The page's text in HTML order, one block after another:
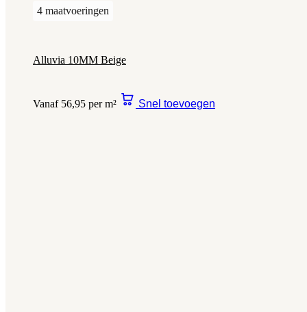
4 maatvoeringen
Alluvia 10MM Beige
Vanaf 56,95 per m² Snel toevoegen